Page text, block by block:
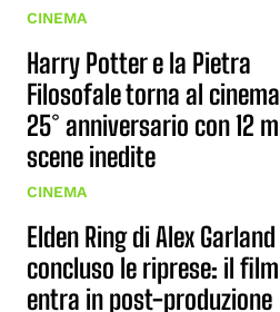
CINEMA
Harry Potter e la Pietra
Filosofale torna al
25° anniversario con 12
scene inedite
CINEMA
Elden Ring di Alex
concluso le riprese: il
entra in post-produzione